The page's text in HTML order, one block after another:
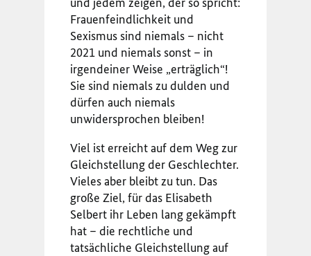
Frauenfeindlichkeit und
Sexismus sind niemals – nicht
2021 und niemals sonst – in
irgendeiner Weise „erträglich“!
Sie sind niemals zu dulden und
dürfen auch niemals
unwidersprochen bleiben!
Viel ist erreicht auf dem Weg zur
Gleichstellung der Geschlechter.
Vieles aber bleibt zu tun. Das
große Ziel, für das Elisabeth
Selbert ihr Leben lang gekämpft
hat – die rechtliche und
tatsächliche Gleichstellung auf